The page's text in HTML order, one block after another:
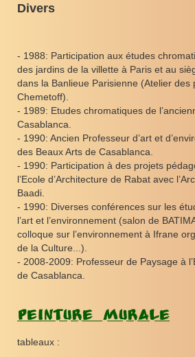
Divers
- 1988: Participation aux études
des jardins de la villette à Paris et au
dans la Banlieue Parisienne (Atelier des
Chemetoff).
- 1989: Etudes chromatiques de
Casablanca.
- 1990: Ancien Professeur d’art et
des Beaux Arts de Casablanca.
- 1990: Participation à des projets
l’Ecole d’Architecture de Rabat avec
Baadi.
- 1990: Diverses conférences sur les
l’art et l’environnement (salon de
colloque sur l’environnement à Ifrane
de la Culture...).
- 2008-2009: Professeur de Paysage à
de Casablanca.
Peinture murale
tableaux :